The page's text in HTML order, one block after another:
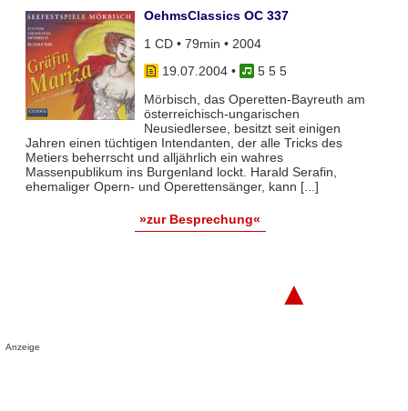
OehmsClassics OC 337
1 CD • 79min • 2004
19.07.2004•
5 5 5
Mörbisch, das Operetten-Bayreuth am
österreichisch-ungarischen
Neusiedlersee, besitzt seit einigen
Jahren einen tüchtigen Intendanten, der alle Tricks des
Metiers beherrscht und alljährlich ein wahres
Massenpublikum ins Burgenland lockt. Harald Serafin,
ehemaliger Opern- und Operettensänger, kann [...]
»zur Besprechung«
▲
Anzeige